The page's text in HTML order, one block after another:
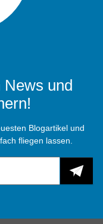
und
Blogartikel und
fliegen lassen.